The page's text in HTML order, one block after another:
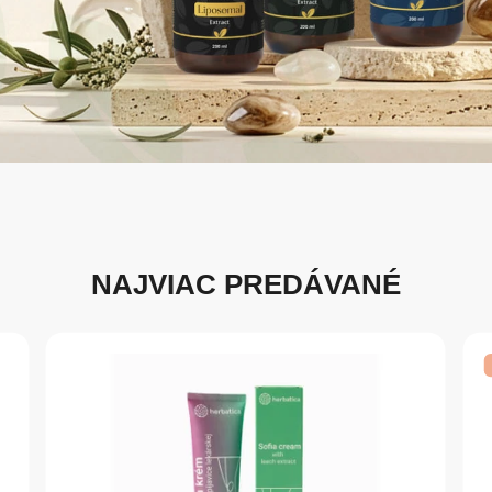
NAJVIAC PREDÁVANÉ